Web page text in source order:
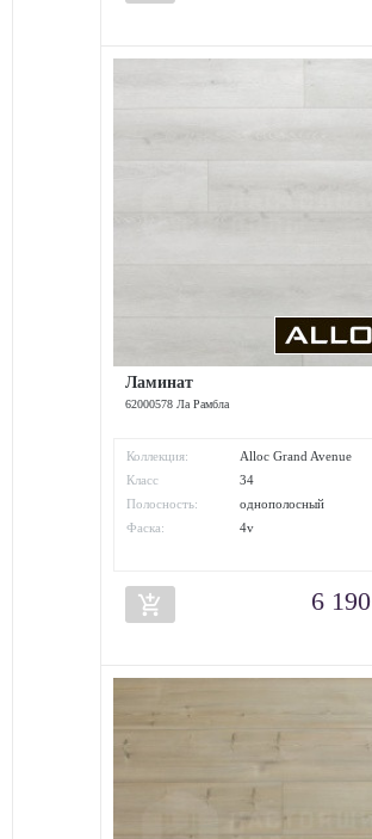
Ламинат
62000578 Ла Рамбла
Коллекция:
Alloc Grand Avenue
Класс
износостойкости:
34
Полосность:
однополосный
Фаска:
4v
add_shopping_cart 6 190